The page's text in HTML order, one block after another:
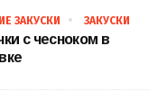
ЗАКУСКИ ЗАКУСКИ
с чесноком в